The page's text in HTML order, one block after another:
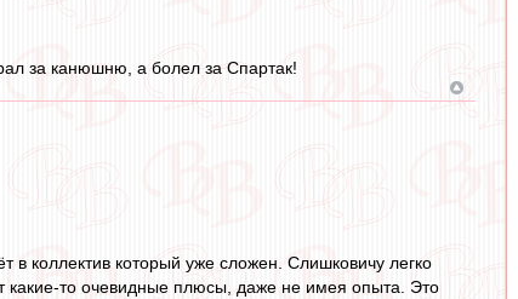
за канюшню, а болел за Спартак!
коллектив который уже сложен. Слишковичу легко
какие-то очевидные плюсы, даже не имея опыта. Это